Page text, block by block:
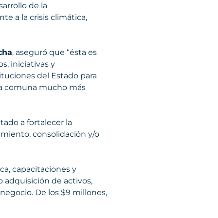
de la
a la crisis climática,
, aseguró que “ésta es
iniciativas y
del Estado para
comuna mucho más
a fortalecer la
consolidación y/o
capacitaciones y
adquisición de activos,
De los $9 millones,